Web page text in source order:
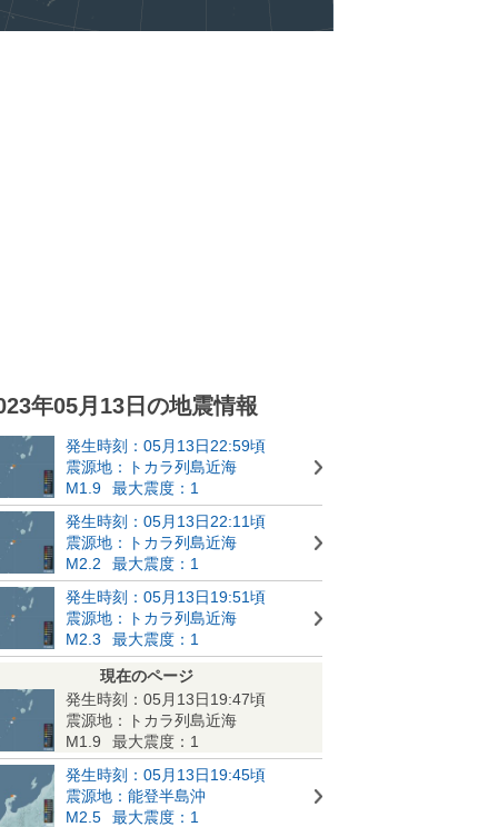
年05月13日の地震情報
発生時刻：05月13日22:59頃
震源地：トカラ列島近海
M1.9
最大震度：1
発生時刻：05月13日22:11頃
震源地：トカラ列島近海
M2.2
最大震度：1
発生時刻：05月13日19:51頃
震源地：トカラ列島近海
M2.3
最大震度：1
現在のページ
発生時刻：05月13日19:47頃
震源地：トカラ列島近海
M1.9
最大震度：1
発生時刻：05月13日19:45頃
震源地：能登半島沖
M2.5
最大震度：1